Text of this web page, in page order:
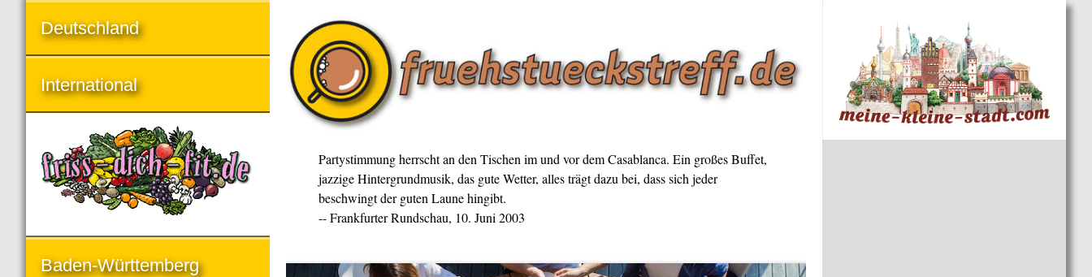
Partystimmung herrscht an den Tischen im und vor dem Casablanca. Ein großes Buffet,
jazzige Hintergrundmusik, das gute Wetter, alles trägt dazu bei, dass sich jeder
beschwingt der guten Laune hingibt.
-- Frankfurter Rundschau, 10. Juni 2003
Deutschland
International
Baden-Württemberg